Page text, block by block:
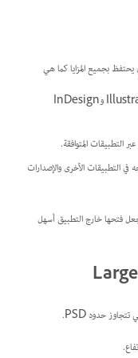
يعمل بسلاسة مع تطبيقات Adobe الأخرى مثل Illustrator وInDesign
التطبيقات المتوافقة.
التطبيقات الأخرى والإصدارات
فتحها خارج التطبيق أسهل